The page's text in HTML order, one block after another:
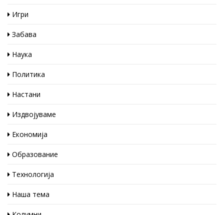
Игри
Забава
Наука
Политика
Настани
Издвојуваме
Економија
Образование
Технологија
Наша тема